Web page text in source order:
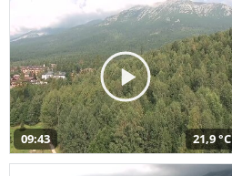
09:43 21,9 °C